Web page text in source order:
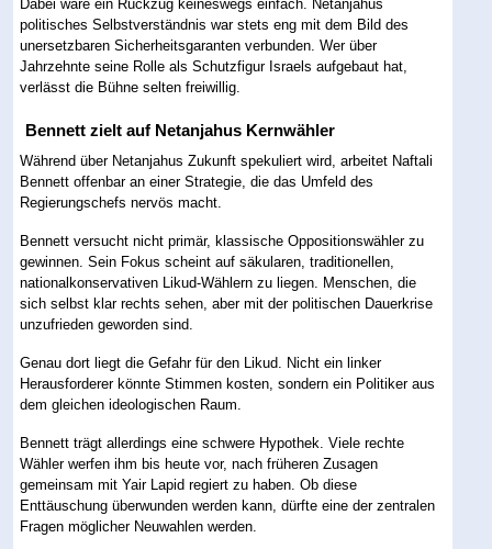
Dabei wäre ein Rückzug keineswegs einfach. Netanjahus
politisches Selbstverständnis war stets eng mit dem Bild des
unersetzbaren Sicherheitsgaranten verbunden. Wer über
Jahrzehnte seine Rolle als Schutzfigur Israels aufgebaut hat,
verlässt die Bühne selten freiwillig.
Bennett zielt auf Netanjahus Kernwähler
Während über Netanjahus Zukunft spekuliert wird, arbeitet Naftali
Bennett offenbar an einer Strategie, die das Umfeld des
Regierungschefs nervös macht.
Bennett versucht nicht primär, klassische Oppositionswähler zu
gewinnen. Sein Fokus scheint auf säkularen, traditionellen,
nationalkonservativen Likud-Wählern zu liegen. Menschen, die
sich selbst klar rechts sehen, aber mit der politischen Dauerkrise
unzufrieden geworden sind.
Genau dort liegt die Gefahr für den Likud. Nicht ein linker
Herausforderer könnte Stimmen kosten, sondern ein Politiker aus
dem gleichen ideologischen Raum.
Bennett trägt allerdings eine schwere Hypothek. Viele rechte
Wähler werfen ihm bis heute vor, nach früheren Zusagen
gemeinsam mit Yair Lapid regiert zu haben. Ob diese
Enttäuschung überwunden werden kann, dürfte eine der zentralen
Fragen möglicher Neuwahlen werden.